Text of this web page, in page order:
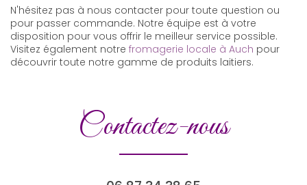
N'hésitez pas à nous contacter pour toute question ou
pour passer commande. Notre équipe est à votre
disposition pour vous offrir le meilleur service possible.
Visitez également notre fromagerie locale à Auch pour
découvrir toute notre gamme de produits laitiers.
Contactez-nous